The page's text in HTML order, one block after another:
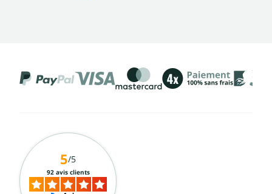
5/5
92 avis clients